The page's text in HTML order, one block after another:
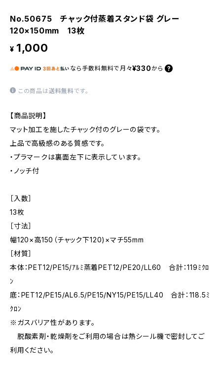
No.50675 チャック付蒸着スタンド袋 グレー
120×150mm 13枚
¥ 1,000
なら 手数料無料で 月々¥330 から
この商品は送料無料です。
【商品説明】
マット加工を施したチャック付のグレーの袋です。
上品で高級感のある質感です。
・プラマークは裏面左下に表示しています。
・ノッチ付
［入数］
13枚
［寸法］
幅120×高150（チャック下120)×マチ55mm
［材質］
本体：PET12/PE15/ｱﾙﾐ蒸着PET12/PE20/LL60 合計：119ﾐｸﾛ
ﾝ
底：PET12/PE15/AL6.5/PE15/NY15/PE15/LL40 合計：118.5ﾐ
ｸﾛﾝ
※ガスバリア性があります。
脱酸素剤・乾燥剤をご利用の場合は熱シール機で密封してご
利用ください。